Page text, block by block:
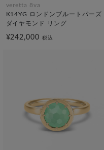
veretta 8va
K14YG ロンドンブルートパーズ
ダイヤモンド リング
¥242,000税込